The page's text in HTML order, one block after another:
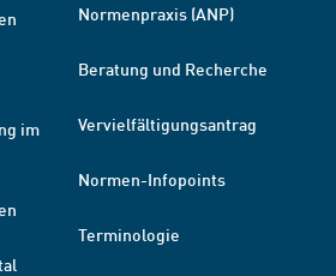
im
Normenpraxis (ANP)
Beratung und Recherche
Vervielfältigungsantrag
Normen-Infopoints
Terminologie